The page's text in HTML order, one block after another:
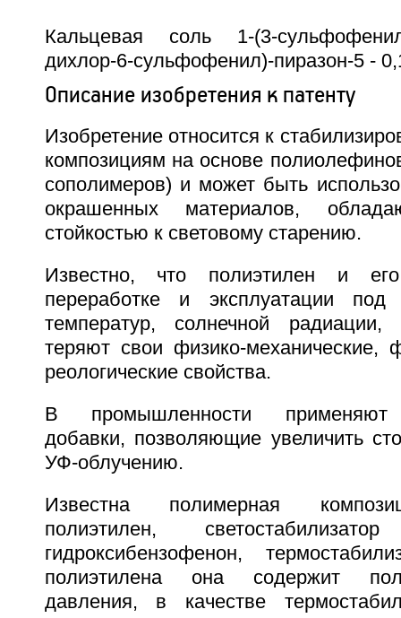
Кальцевая соль 1-(3-
дихлор-6-сульфофенил)-пиразон-5 -
Описание изобретения к патенту
Изобретение относится к
композициям на основе
сополимеров) и может быть
окрашенных материалов,
стойкостью к световому старению.
Известно, что полиэтилен и
переработке и эксплуатации
температур, солнечной радиации,
теряют свои физико-механические,
реологические свойства.
В промышленности применяют
добавки, позволяющие увеличить
УФ-облучению.
Известна полимерная
полиэтилен,
гидроксибензофенон,
полиэтилена она содержит
давления, в качестве